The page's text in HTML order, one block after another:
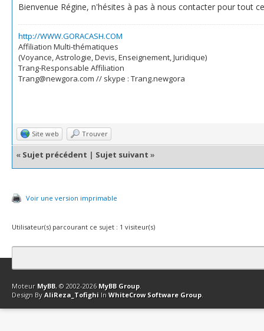
Bienvenue Régine, n'hésites à pas à nous contacter pour tout
http://WWW.GORACASH.COM
Affiliation Multi-thématiques
(Voyance, Astrologie, Devis, Enseignement, Juridique)
Trang-Responsable Affiliation
Trang@newgora.com // skype : Trang.newgora
Site web Trouver
« Sujet précédent | Sujet suivant »
Voir une version imprimable
Utilisateur(s) parcourant ce sujet : 1 visiteur(s)
Contact Club Affiliation Retourner en haut Version bas-débit
Moteur MyBB, © 2002-2026 MyBB Group.
Design By AliReza_Tofighi In WhiteCrow Software Group.